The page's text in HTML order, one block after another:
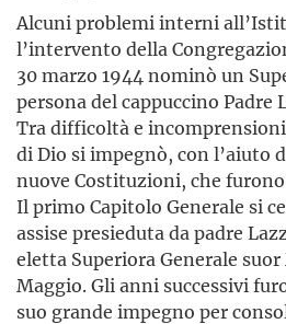
Alcuni problemi interni
l’intervento della
30 marzo 1944 nominò un
persona del cappuccino Padre
Tra difficoltà e
di Dio si impegnò, con l’aiuto
nuove Costituzioni, che
Il primo Capitolo Generale si
assise presieduta da padre
eletta Superiora Generale
Maggio. Gli anni successivi
suo grande impegno per